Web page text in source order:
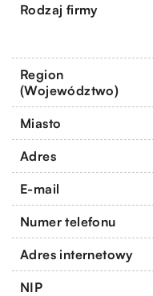
Rodzaj firmy
Region
(Województwo)
Miasto
Adres
E-mail
Numer telefonu
Adres internetowy
NIP